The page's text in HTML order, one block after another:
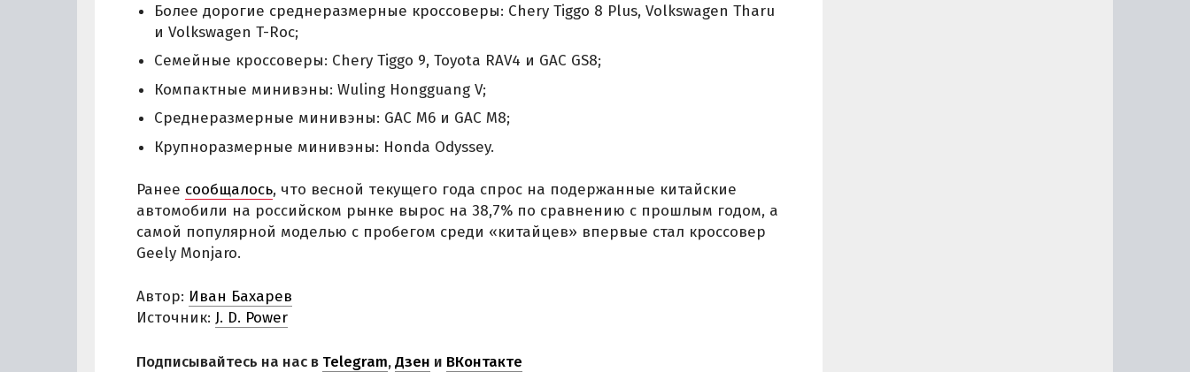
Более дорогие среднеразмерные кроссоверы: Chery Tiggo 8 Plus, Volkswagen Tharu
и Volkswagen T-Roc;
Семейные кроссоверы: Chery Tiggo 9, Toyota RAV4 и GAC GS8;
Компактные минивэны: Wuling Hongguang V;
Среднеразмерные минивэны: GAC M6 и GAC M8;
Крупноразмерные минивэны: Honda Odyssey.
Ранее сообщалось, что весной текущего года спрос на подержанные китайские
автомобили на российском рынке вырос на 38,7% по сравнению с прошлым годом, а
самой популярной моделью с пробегом среди «китайцев» впервые стал кроссовер
Geely Monjaro.
Автор: Иван Бахарев
Источник: J. D. Power
Подписывайтесь на нас в Telegram,Дзен и ВКонтакте